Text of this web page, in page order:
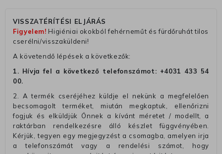
VISSZATÉRÍTÉSI ELJÁRÁS
Figyelem! Higiéniai okokból fehérneműt és fürdőruhát tilos
cserélni/visszaküldeni!
A követendő lépések a következők:
1. Hívja fel a következő telefonszámot: +4031 433 54
00.
2. A termék cseréjéhez küldje el nekünk a megfelelően
becsomagolt terméket, miután megkaptuk, ellenőrizni
fogjuk és elküldjük Önnek a kívánt méretet / modellt, a
raktárban rendelkezésre álló készlet függvényében.
Kérjük, tegyen egy megjegyzést a csomagba, amelyen irja
a telefonszámát vagy a rendelési számot, hogy